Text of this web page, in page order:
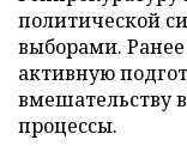
политической
выборами.
активную
вмешательству
процессы.